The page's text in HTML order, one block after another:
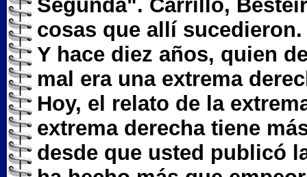
Segunda". Carrillo,
cosas que allí sucedieron.
Y hace diez años, quien
mal era una extrema
Hoy, el relato de la
extrema derecha tiene
desde que usted publicó